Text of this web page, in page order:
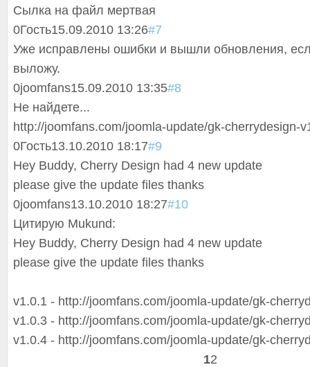
Сылка на файл мертвая
0Гость15.09.2010 13:26#7
Уже исправлены ошибки и вышли обновления,
выложу.
0joomfans15.09.2010 13:35#8
Не найдете...
http://joomfans.com/joomla-update/gk-cherrydesign-
0Гость13.10.2010 18:17#9
Hey Buddy, Cherry Design had 4 new update
please give the update files thanks
0joomfans13.10.2010 18:27#10
Цитирую Mukund:
Hey Buddy, Cherry Design had 4 new update
please give the update files thanks
v1.0.1 - http://joomfans.com/joomla-update/gk-
v1.0.3 - http://joomfans.com/joomla-update/gk-
v1.0.4 - http://joomfans.com/joomla-update/gk-
12